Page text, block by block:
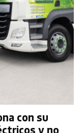
con su
y no